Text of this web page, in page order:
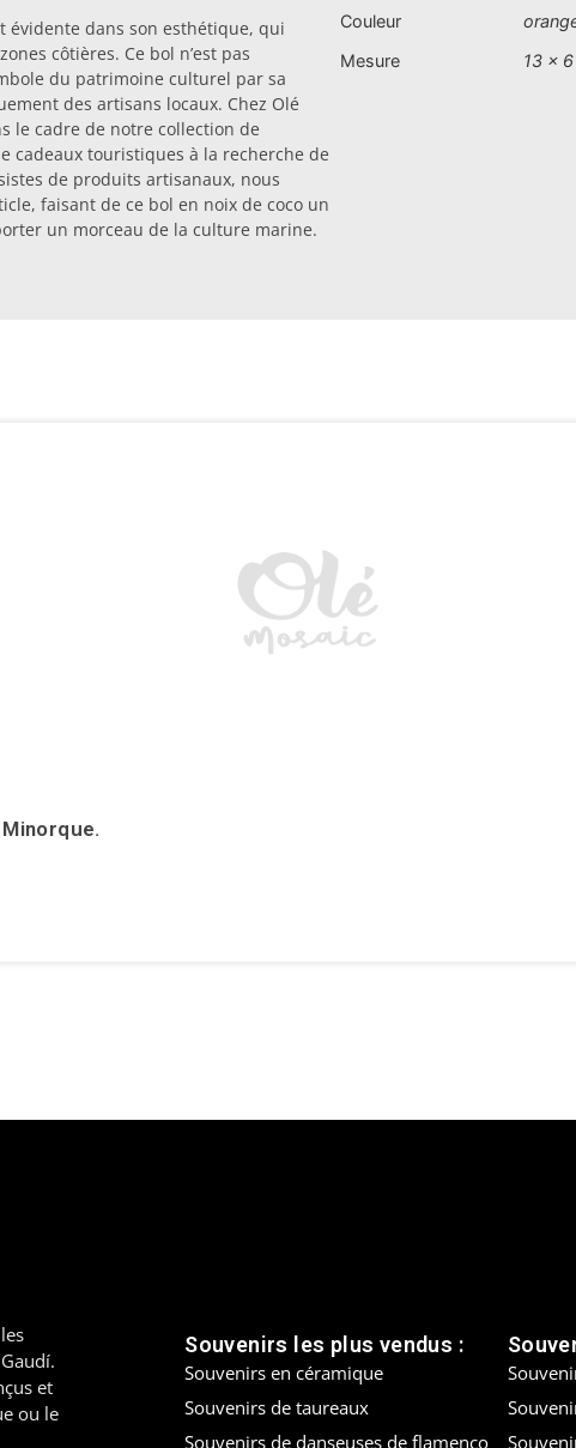
évidente dans son esthétique, qui
côtières. Ce bol n’est pas
du patrimoine culturel par sa
des artisans locaux. Chez Olé
le cadre de notre collection de
cadeaux touristiques à la recherche de
de produits artisanaux, nous
faisant de ce bol en noix de coco un
un morceau de la culture marine.
Couleur
Mesure
13 x
et
ou le
Souvenirs les plus vendus :
Souvenirs en céramique
Souvenirs de taureaux
Souvenirs de danseuses de flamenco